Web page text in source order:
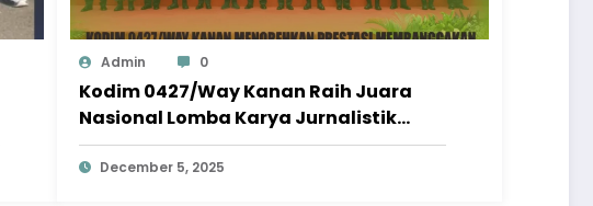
Admin 0
Kodim 0427/Way Kanan Raih Juara
Nasional Lomba Karya Jurnalistik
TMMD 2025
December 5, 2025